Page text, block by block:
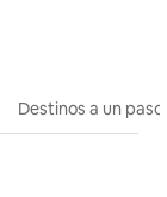
Destinos a un